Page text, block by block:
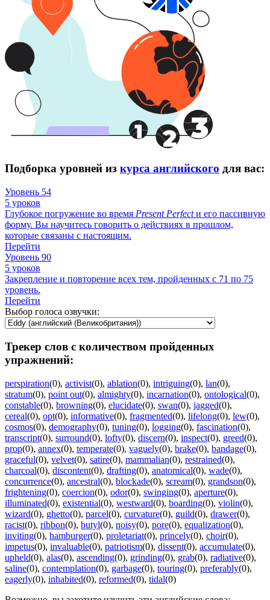
Подборка уровней из курса английского для вас:
Уровень 54
5 уроков
Глубокое погружение во время Present Perfectи его пассивную
форму. Вы научитесь говорить о действиях в прошлом,
которые связаны с настоящим.
Перейти
Уровень 90
5 уроков
Закрепление и повторение всех тем, пройденных с 71 по 75
уровень.
Перейти
Выбор голоса озвучки:
Трекер слов с количеством пройденных
упражнений:
perspiration(0), activist(0), ablation(0), intriguing(0), lan(0),
stratum(0), point out(0), almighty(0), incarnation(0), ontological(0),
constable(0), browning(0), elucidate(0), swan(0), jagged(0),
cereal(0), opt(0), informative(0), fragmented(0), lifelong(0), lew(0),
cosmos(0), demography(0), tuning(0), logging(0), fascination(0),
transcript(0), surround(0), lofty(0), discern(0), inspect(0), greed(0),
prop(0), annex(0), temperate(0), vaguely(0), brake(0), bandage(0),
graceful(0), velvet(0), satire(0), mammalian(0), restrained(0),
charcoal(0), discontent(0), drafting(0), anatomical(0), wade(0),
concurrence(0), ancestral(0), blockade(0), scream(0), grandson(0),
frightening(0), coercion(0), odor(0), swinging(0), aperture(0),
illuminated(0), existential(0), westward(0), boarding(0), violin(0),
wizard(0), ghetto(0), parcel(0), curvature(0), guild(0), drawer(0),
racist(0), ribbon(0), butyl(0), noisy(0), pore(0), equalization(0),
inviting(0), hamburger(0), proletariat(0), princely(0), choir(0),
impetus(0), invaluable(0), patriotism(0), dissent(0), accumulate(0),
upheld(0), alas(0), ascending(0), grinding(0), grab(0), radiative(0),
saline(0), contemplation(0), garbage(0), touring(0), preferably(0),
eagerly(0), inhabited(0), reformed(0), tidal(0)